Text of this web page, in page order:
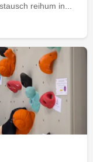
reihum in...